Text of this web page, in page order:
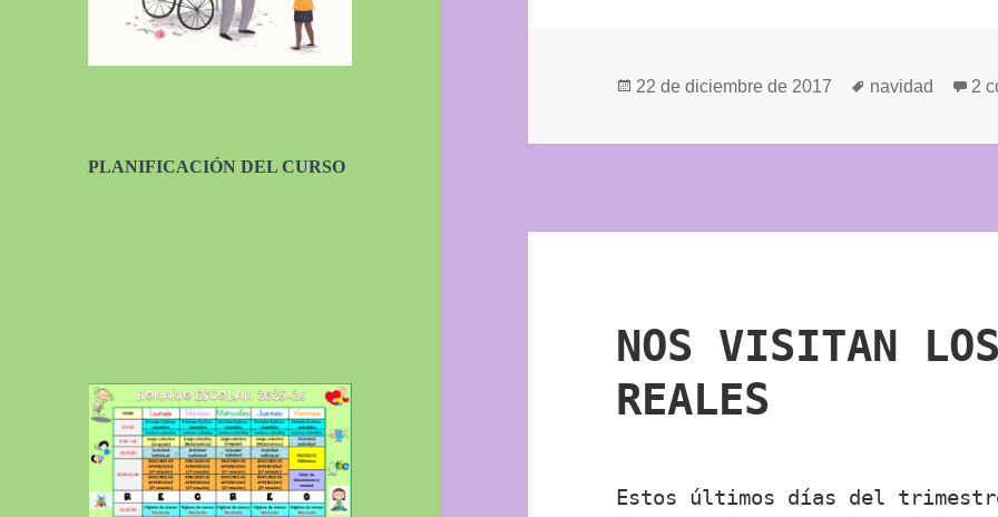
PLANIFICACIÓN DEL CURSO
Publicado
22 de diciembre de 2017 Etiquetas
navidad 2
NOS VISITAN
REALES
Estos últimos días del